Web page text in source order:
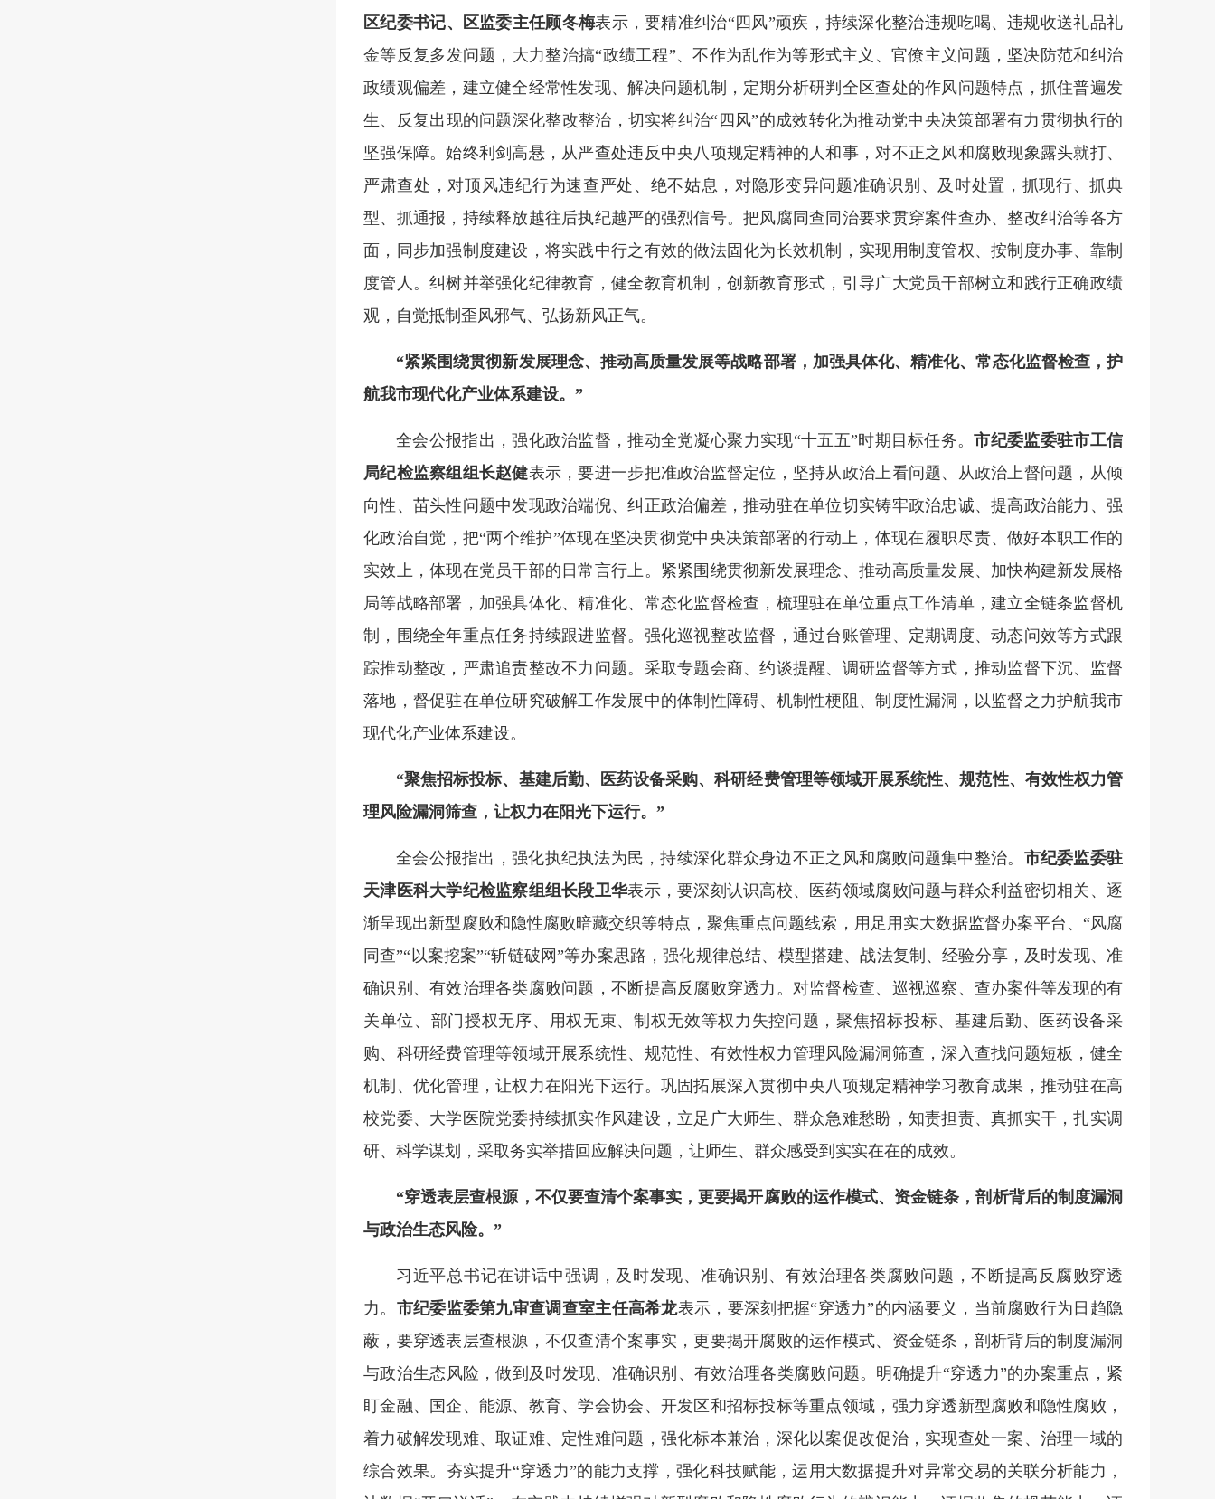
区纪委书记、区监委主任顾冬梅表示，要精准纠治“四风”顽疾，持续深化整治违规吃喝、违规收送礼品礼
金等反复多发问题，大力整治搞“政绩工程”、不作为乱作为等形式主义、官僚主义问题，坚决防范和纠治
政绩观偏差，建立健全经常性发现、解决问题机制，定期分析研判全区查处的作风问题特点，抓住普遍发
生、反复出现的问题深化整改整治，切实将纠治“四风”的成效转化为推动党中央决策部署有力贯彻执行的
坚强保障。始终利剑高悬，从严查处违反中央八项规定精神的人和事，对不正之风和腐败现象露头就打、
严肃查处，对顶风违纪行为速查严处、绝不姑息，对隐形变异问题准确识别、及时处置，抓现行、抓典
型、抓通报，持续释放越往后执纪越严的强烈信号。把风腐同查同治要求贯穿案件查办、整改纠治等各方
面，同步加强制度建设，将实践中行之有效的做法固化为长效机制，实现用制度管权、按制度办事、靠制
度管人。纠树并举强化纪律教育，健全教育机制，创新教育形式，引导广大党员干部树立和践行正确政绩
观，自觉抵制歪风邪气、弘扬新风正气。
“紧紧围绕贯彻新发展理念、推动高质量发展等战略部署，加强具体化、精准化、常态化监督检查，护
航我市现代化产业体系建设。”
全会公报指出，强化政治监督，推动全党凝心聚力实现“十五五”时期目标任务。市纪委监委驻市工信
局纪检监察组组长赵健表示，要进一步把准政治监督定位，坚持从政治上看问题、从政治上督问题，从倾
向性、苗头性问题中发现政治端倪、纠正政治偏差，推动驻在单位切实铸牢政治忠诚、提高政治能力、强
化政治自觉，把“两个维护”体现在坚决贯彻党中央决策部署的行动上，体现在履职尽责、做好本职工作的
实效上，体现在党员干部的日常言行上。紧紧围绕贯彻新发展理念、推动高质量发展、加快构建新发展格
局等战略部署，加强具体化、精准化、常态化监督检查，梳理驻在单位重点工作清单，建立全链条监督机
制，围绕全年重点任务持续跟进监督。强化巡视整改监督，通过台账管理、定期调度、动态问效等方式跟
踪推动整改，严肃追责整改不力问题。采取专题会商、约谈提醒、调研监督等方式，推动监督下沉、监督
落地，督促驻在单位研究破解工作发展中的体制性障碍、机制性梗阻、制度性漏洞，以监督之力护航我市
现代化产业体系建设。
“聚焦招标投标、基建后勤、医药设备采购、科研经费管理等领域开展系统性、规范性、有效性权力管
理风险漏洞筛查，让权力在阳光下运行。”
全会公报指出，强化执纪执法为民，持续深化群众身边不正之风和腐败问题集中整治。 市纪委监委驻
天津医科大学纪检监察组组长段卫华表示，要深刻认识高校、医药领域腐败问题与群众利益密切相关、逐
渐呈现出新型腐败和隐性腐败暗藏交织等特点，聚焦重点问题线索，用足用实大数据监督办案平台、“风腐
同查”“以案挖案”“斩链破网”等办案思路，强化规律总结、模型搭建、战法复制、经验分享，及时发现、准
确识别、有效治理各类腐败问题，不断提高反腐败穿透力。对监督检查、巡视巡察、查办案件等发现的有
关单位、部门授权无序、用权无束、制权无效等权力失控问题，聚焦招标投标、基建后勤、医药设备采
购、科研经费管理等领域开展系统性、规范性、有效性权力管理风险漏洞筛查，深入查找问题短板，健全
机制、优化管理，让权力在阳光下运行。巩固拓展深入贯彻中央八项规定精神学习教育成果，推动驻在高
校党委、大学医院党委持续抓实作风建设，立足广大师生、群众急难愁盼，知责担责、真抓实干，扎实调
研、科学谋划，采取务实举措回应解决问题，让师生、群众感受到实实在在的成效。
“穿透表层查根源，不仅要查清个案事实，更要揭开腐败的运作模式、资金链条，剖析背后的制度漏洞
与政治生态风险。”
习近平总书记在讲话中强调，及时发现、准确识别、有效治理各类腐败问题，不断提高反腐败穿透
力。 市纪委监委第九审查调查室主任高希龙表示，要深刻把握“穿透力”的内涵要义，当前腐败行为日趋隐
蔽，要穿透表层查根源，不仅查清个案事实，更要揭开腐败的运作模式、资金链条，剖析背后的制度漏洞
与政治生态风险，做到及时发现、准确识别、有效治理各类腐败问题。明确提升“穿透力”的办案重点，紧
盯金融、国企、能源、教育、学会协会、开发区和招标投标等重点领域，强力穿透新型腐败和隐性腐败，
着力破解发现难、取证难、定性难问题，强化标本兼治，深化以案促改促治，实现查处一案、治理一域的
综合效果。夯实提升“穿透力”的能力支撑，强化科技赋能，运用大数据提升对异常交易的关联分析能力，